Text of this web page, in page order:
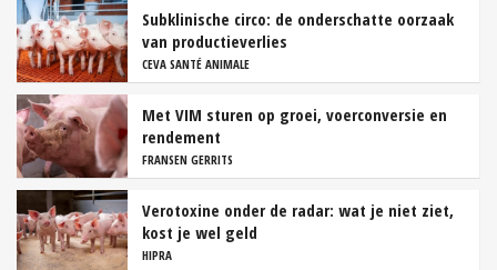
Subklinische circo: de onderschatte oorzaak
van productieverlies
CEVA SANTÉ ANIMALE
Met VIM sturen op groei, voerconversie en
rendement
FRANSEN GERRITS
Verotoxine onder de radar: wat je niet ziet,
kost je wel geld
HIPRA